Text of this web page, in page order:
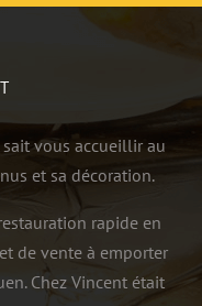
vous accueillir au
et sa décoration.
rapide en
de vente à emporter
Chez Vincent était